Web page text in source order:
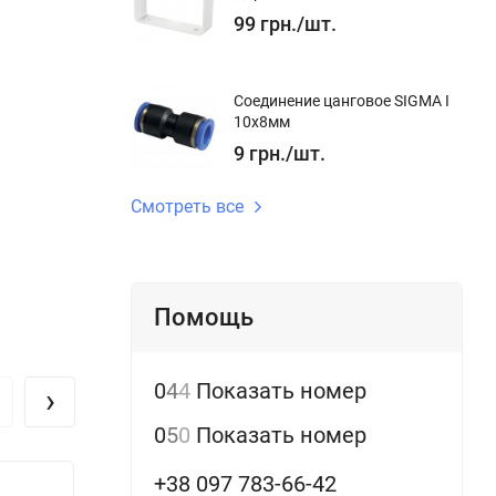
в
›
99 грн./шт.
Соединение цанговое SIGMA I
10x8мм
9 грн./шт.
Смотреть все
Помощь
044 Показать номер
050 Показать номер
+38 097 783-66-42